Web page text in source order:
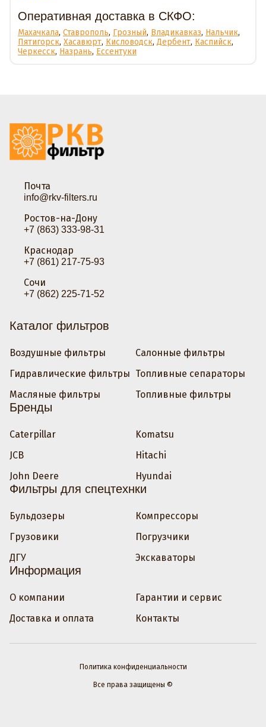
Оперативная доставка в СКФО:
Махачкала, Ставрополь, Грозный, Владикавказ, Нальчик,
Пятигорск, Хасавюрт, Кисловодск, Дербент, Каспийск,
Черкесск, Назрань, Ессентуки
Почта
info@rkv-filters.ru
Ростов-на-Дону
+7 (863) 333-98-31
Краснодар
+7 (861) 217-75-93
Сочи
+7 (862) 225-71-52
Каталог фильтров
Воздушные фильтры
Гидравлические фильтры
Масляные фильтры
Салонные фильтры
Топливные сепараторы
Топливные фильтры
Бренды
Caterpillar
JCB
John Deere
Komatsu
Hitachi
Hyundai
Фильтры для спецтехнки
Бульдозеры
Грузовики
ДГУ
Компрессоры
Погрузчики
Экскаваторы
Информация
О компании
Доставка и оплата
Гарантии и сервис
Контакты
Политика конфиденциальности
Все права защищены ©